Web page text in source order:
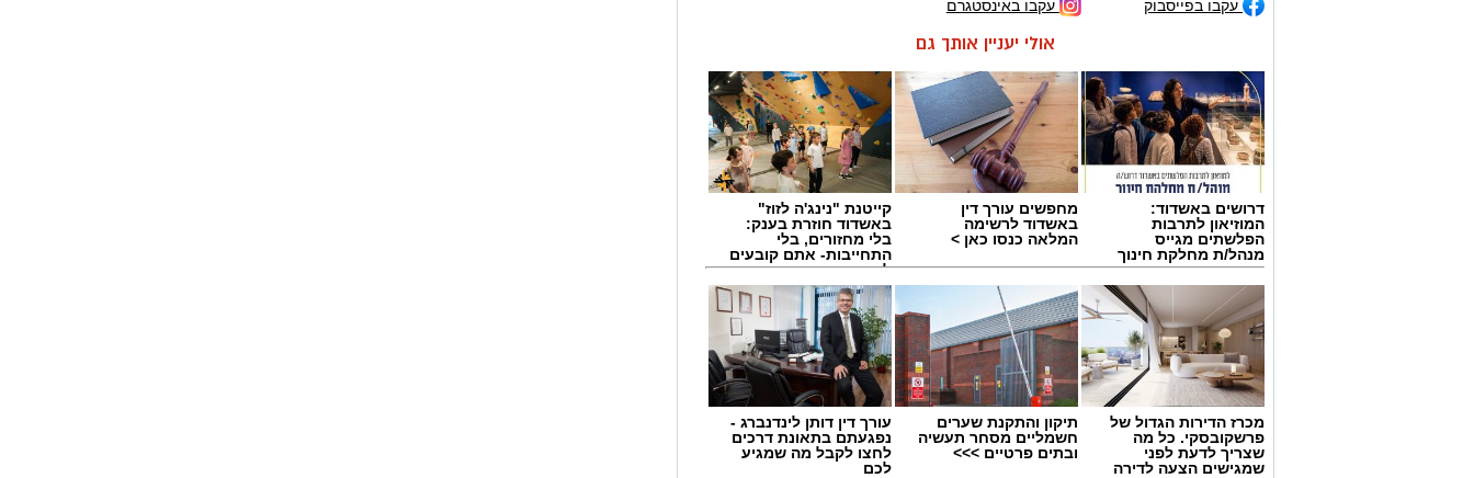
עקבו בפייסבוק עקבו באינסטגרם
אולי יעניין אותך גם
דרושים באשדוד:
המוזיאון לתרבות
הפלשתים מגייס
מנהל/ת מחלקת חינוך
מחפשים עורך דין
באשדוד לרשימה
המלאה כנסו כאן >
קייטנת "נינג'ה לזוז"
באשדוד חוזרת בענק:
בלי מחזורים, בלי
התחייבות- אתם קובעים
לכמה ואיזה ימים
להירשם!
מכרז הדירות הגדול של
פרשקובסקי. כל מה
שצריך לדעת לפני
שמגישים הצעה לדירה
תיקון והתקנת שערים
חשמליים מסחר תעשיה
ובתים פרטיים >>>
עורך דין דותן לינדנברג -
נפגעתם בתאונת דרכים
לחצו לקבל מה שמגיע
לכם